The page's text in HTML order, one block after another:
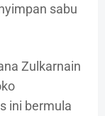
sabu
Zulkarnain
ini bermula